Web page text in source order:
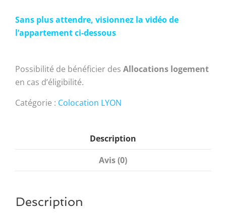
Sans plus attendre, visionnez la vidéo de
l’appartement ci-dessous
Possibilité de bénéficier des Allocations logement
en cas d’éligibilité.
Catégorie : Colocation LYON
Description
Avis (0)
Description